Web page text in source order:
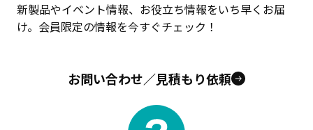
新製品やイベント情報、お役立ち情報をいち早くお届
け。会員限定の情報を今すぐチェック！
お問い合わせ／見積もり依頼